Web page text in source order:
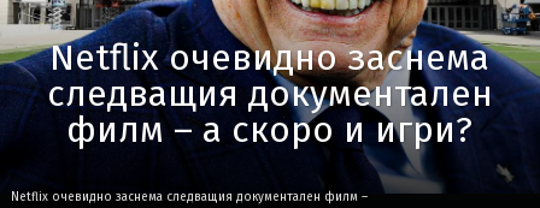
Netflix очевидно заснема
следващия документален
филм – а скоро и игри?
Netflix очевидно заснема следващия документален филм –